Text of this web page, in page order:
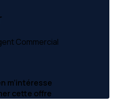
Commercial
m’intéresse
cette offre